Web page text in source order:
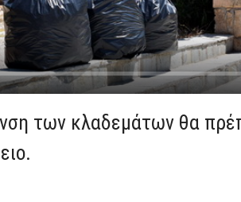
των κλαδεμάτων θα